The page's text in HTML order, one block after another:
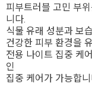
피부트러블 고민 부
니다.
식물 유래 성분과 보
건강한 피부 환경을
전용 나이트 집중 케
인
집중 케어가 가능합